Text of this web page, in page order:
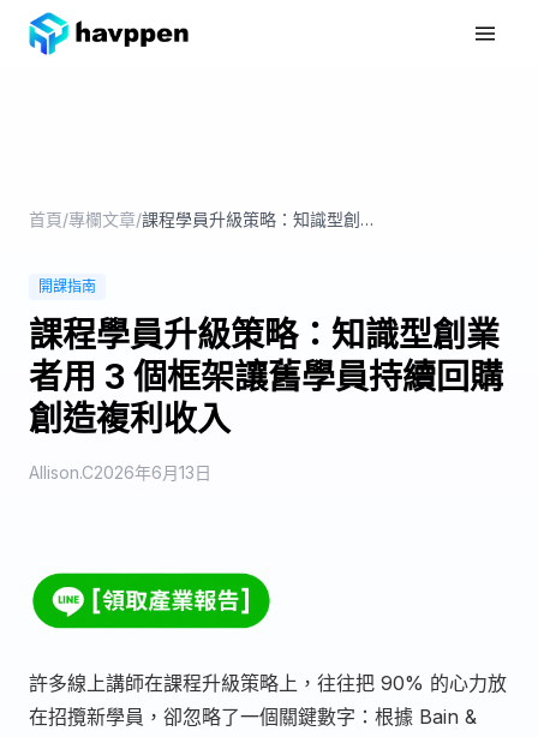
首頁/專欄文章/ 課程學員升級策略：知識型創業者用 3 個框架讓舊學員持續回購創造複利收入
開課指南
課程學員升級策略：知識型創業
者用 3 個框架讓舊學員持續回購
創造複利收入
Allison.C2026年6月13日
許多線上講師在課程升級策略上，往往把 90% 的心力放
在招攬新學員，卻忽略了一個關鍵數字：根據 Bain &